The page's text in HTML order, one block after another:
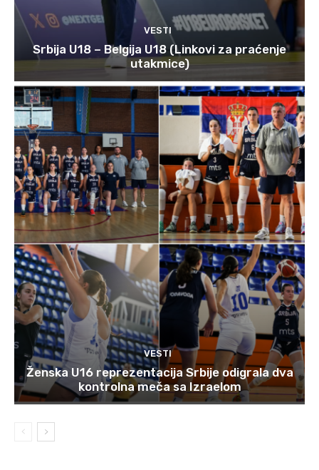
VESTI
Srbija U18 – Belgija U18 (Linkovi za praćenje
utakmice)
VESTI
Ženska U16 reprezentacija Srbije odigrala dva
kontrolna meča sa Izraelom